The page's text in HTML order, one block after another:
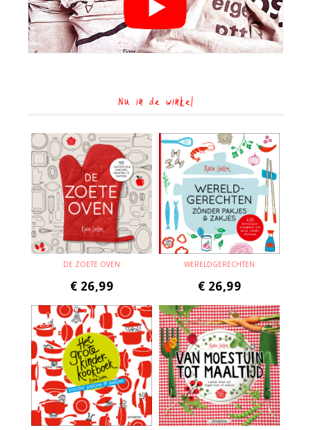
Nu in de winkel
DE ZOETE OVEN
€ 26,99
WERELDGERECHTEN
€ 26,99